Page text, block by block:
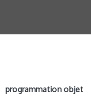
programmation objet